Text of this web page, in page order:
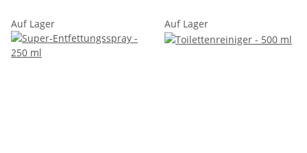
Auf Lager Auf Lager